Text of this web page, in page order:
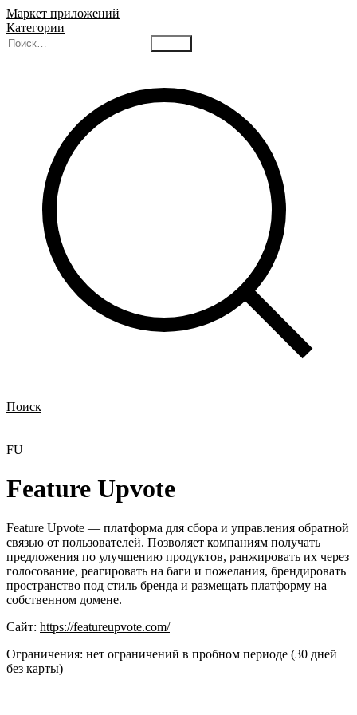
Маркет приложений
Категории
Поиск
FU
Feature Upvote
Feature Upvote — платформа для сбора и управления обратной
связью от пользователей. Позволяет компаниям получать
предложения по улучшению продуктов, ранжировать их через
голосование, реагировать на баги и пожелания, брендировать
пространство под стиль бренда и размещать платформу на
собственном домене.
Сайт: https://featureupvote.com/
Ограничения: нет ограничений в пробном периоде (30 дней
без карты)